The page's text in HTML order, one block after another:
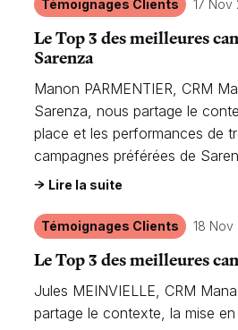
Témoignages Clients 17 Nov
Le Top 3 des meilleures
Sarenza
Manon PARMENTIER, CRM
Sarenza, nous partage le
place et les performances de
campagnes préférées de
Lire la suite
Témoignages Clients 18 Nov
Le Top 3 des meilleures
Jules MEINVIELLE, CRM
partage le contexte, la mise